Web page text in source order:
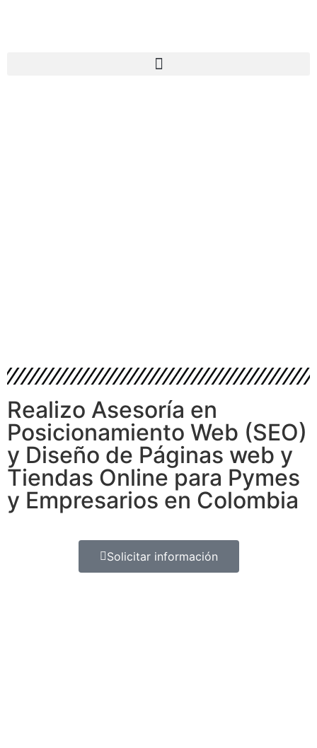
Realizo Asesoría en
Posicionamiento Web (SEO)
y Diseño de Páginas web y
Tiendas Online para Pymes
y Empresarios en Colombia
Solicitar información